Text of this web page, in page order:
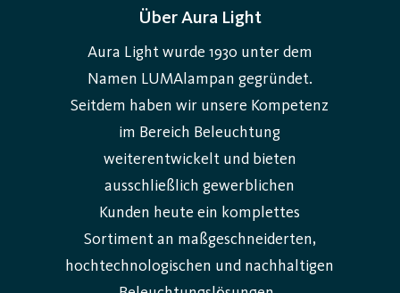
völlig neue Dimension von Funktionalität und
Wie funktioniert Lichtsteuerung?
Ein Lichtsteuerungssystem verbindet Leuchten mit
verschiedenen Geräten wie Sensoren, Dimmern oder
anschließend Signale an die Leuchten, um Helligkeit
oder Farbtemperatur anhand vordefinierter
Szenarien, Anwesenheit oder der verfügbaren
Tageslichtmenge anzupassen. Dies kann über
Über Aura Light
Aura Light wurde 1930 unter dem
Namen LUMAlampan gegründet.
Seitdem haben wir unsere Kompetenz
im Bereich Beleuchtung
weiterentwickelt und bieten
ausschließlich gewerblichen
Kunden heute ein komplettes
Sortiment an maßgeschneiderten,
hochtechnologischen und nachhaltigen